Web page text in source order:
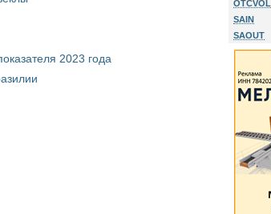
2023 года
OTCVOL
SAIN
SAOUT